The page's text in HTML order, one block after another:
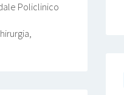
Policlinico